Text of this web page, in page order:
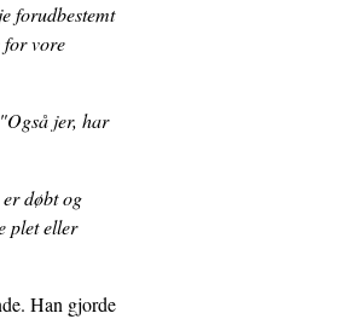
forudbestemt
for vore
"Også jer, har
døbt og
plet eller
Han gjorde